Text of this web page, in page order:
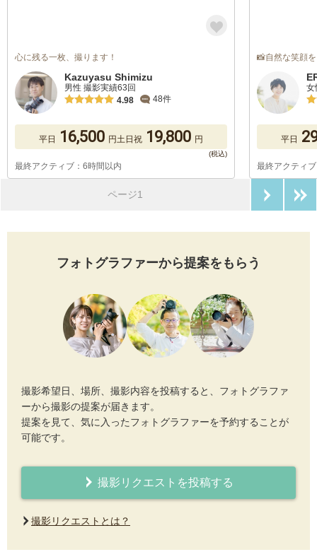
心に残る一枚、撮ります！
Kazuyasu Shimizu
男性 撮影実績63回
4.98
48件
平日 16,500 円土日祝 19,800 円
最終アクティブ：6時間以内
📸自然な笑顔
女
平日
最終アクティ
ページ1
フォトグラファーから提案をもらう
撮影希望日、場所、撮影内容を投稿すると、フォトグラファ
ーから撮影の提案が届きます。
提案を見て、気に入ったフォトグラファーを予約することが
可能です。
撮影リクエストを投稿する
撮影リクエストとは？